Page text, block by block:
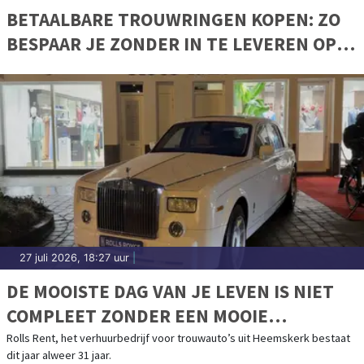
BETAALBARE TROUWRINGEN KOPEN: ZO
BESPAAR JE ZONDER IN TE LEVEREN OP
KWALITEIT
27 juli 2026, 18:27 uur
DE MOOISTE DAG VAN JE LEVEN IS NIET
COMPLEET ZONDER EEN MOOIE
TROUWAUTO
Rolls Rent, het verhuurbedrijf voor trouwauto’s uit Heemskerk bestaat
dit jaar alweer 31 jaar.